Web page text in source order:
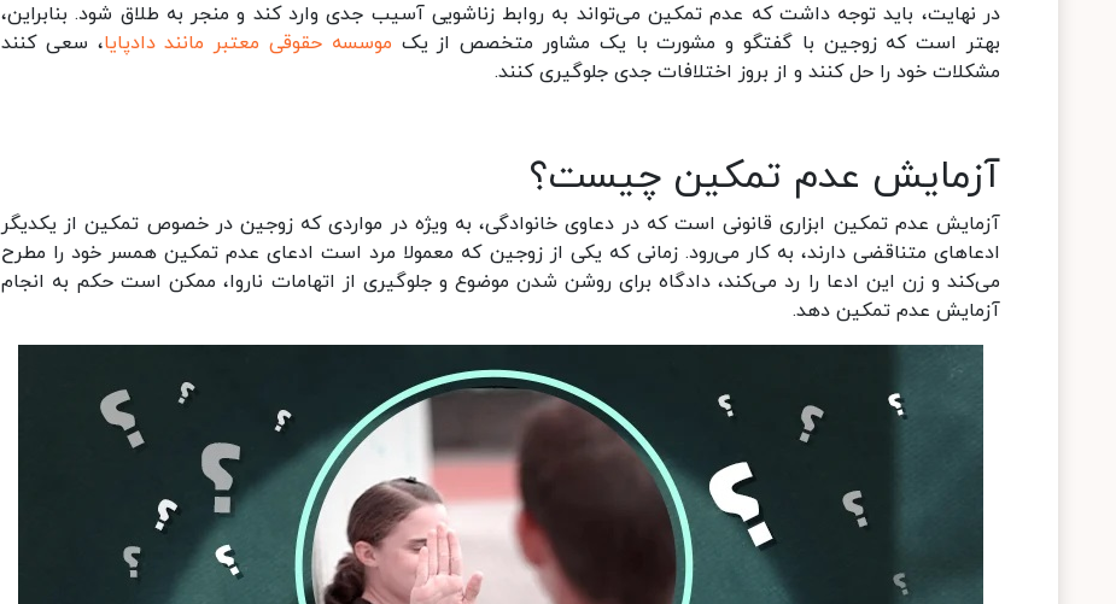
در نهایت، باید توجه داشت که عدم تمکین می‌تواند به روابط زناشویی آسیب جدی وارد کند و منجر به طلاق شود. بنابراین،
بهتر است که زوجین با گفتگو و مشورت با یک مشاور متخصص از یک موسسه حقوقی معتبر مانند دادپایا، سعی کنند
مشکلات خود را حل کنند و از بروز اختلافات جدی جلوگیری کنند.
آزمایش عدم تمکین چیست؟
آزمایش عدم تمکین ابزاری قانونی است که در دعاوی خانوادگی، به ویژه در مواردی که زوجین در خصوص تمکین از یکدیگر
ادعاهای متناقضی دارند، به کار می‌رود. زمانی که یکی از زوجین که معمولا مرد است ادعای عدم تمکین همسر خود را مطرح
می‌کند و زن این ادعا را رد می‌کند، دادگاه برای روشن شدن موضوع و جلوگیری از اتهامات ناروا، ممکن است حکم به انجام
آزمایش عدم تمکین دهد.